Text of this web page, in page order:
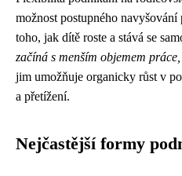
možnost postupného
toho, jak dítě roste a stává se
začíná s menším objemem
jim umožňuje organicky růst v
a přetížení.
Nejčastější formy